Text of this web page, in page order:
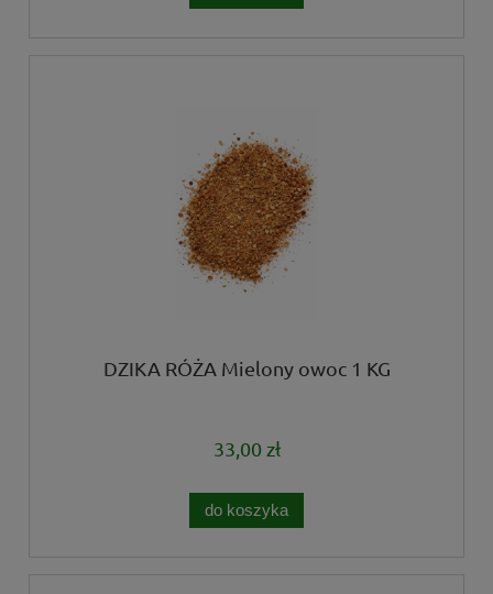
DZIKA RÓŻA Mielony owoc 1 KG
33,00 zł
do koszyka